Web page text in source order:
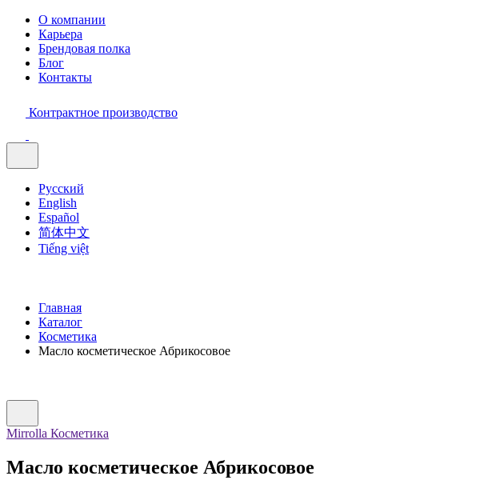
О компании
Карьера
Брендовая полка
Блог
Контакты
Контрактное производство
Русский
English
Español
简体中文
Tiếng việt
Главная
Каталог
Косметика
Масло косметическое Абрикосовое
Mirrolla Косметика
Масло косметическое Абрикосовое